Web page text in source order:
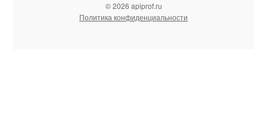
© 2026 apiprof.ru
Политика конфиденциальности